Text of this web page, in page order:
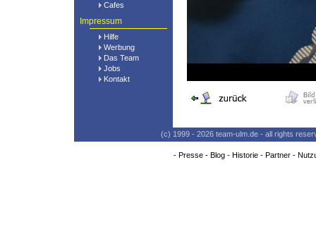
Cafes
Impressum
Hilfe
Werbung
Das Team
Jobs
Kontakt
(c) 1999 - 2026 team-ulm.de - all rights
- Presse- Blog- Historie- Partner-